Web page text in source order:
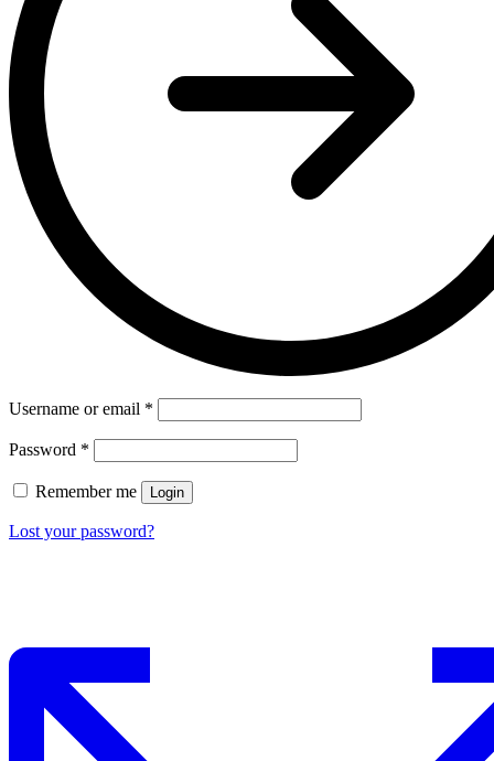
Username or email *
Password *
Remember me Login
Lost your password?